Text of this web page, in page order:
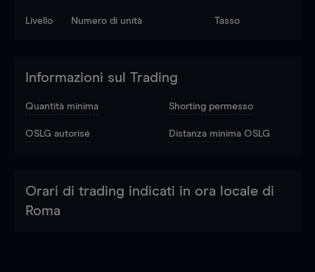
Livello Numero di unità Tasso
Informazioni sul Trading
Quantità minima Shorting permesso
OSLG autorisé Distanza minima OSLG
Orari di trading indicati in ora locale di
Roma